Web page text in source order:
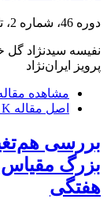
دوره 46، شماره 2، تابستان 1399، صفحه
نفیسه سیدنژاد گل
پرویز ایران‌نژاد
مشاهده
اصل مقاله K
بررسی
هفتگی